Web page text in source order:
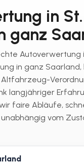
in St.
ganz
Autoverwertung
in ganz
langjähriger
faire Abläufe,
vom